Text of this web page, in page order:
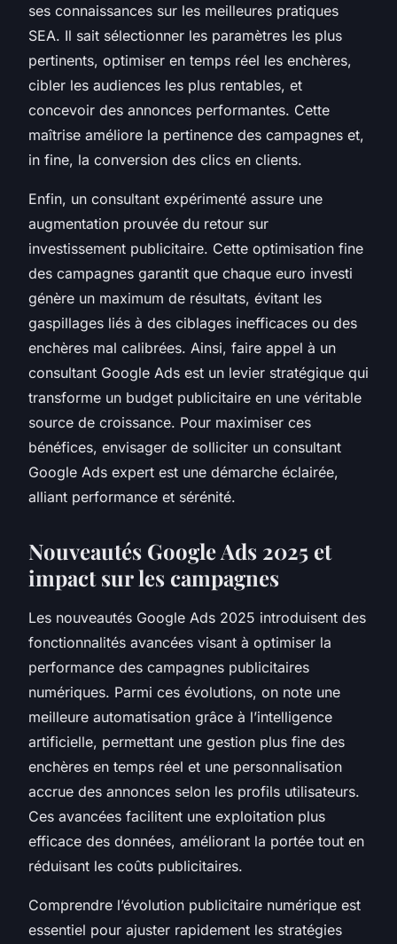
ses connaissances sur les meilleures pratiques
SEA. Il sait sélectionner les paramètres les plus
pertinents, optimiser en temps réel les enchères,
cibler les audiences les plus rentables, et
concevoir des annonces performantes. Cette
maîtrise améliore la pertinence des campagnes et,
in fine, la conversion des clics en clients.
Enfin, un consultant expérimenté assure une
augmentation prouvée du retour sur
investissement publicitaire. Cette optimisation fine
des campagnes garantit que chaque euro investi
génère un maximum de résultats, évitant les
gaspillages liés à des ciblages inefficaces ou des
enchères mal calibrées. Ainsi, faire appel à un
consultant Google Ads est un levier stratégique qui
transforme un budget publicitaire en une véritable
source de croissance. Pour maximiser ces
bénéfices, envisager de solliciter un consultant
Google Ads expert est une démarche éclairée,
alliant performance et sérénité.
Nouveautés Google Ads 2025 et
impact sur les campagnes
Les nouveautés Google Ads 2025 introduisent des
fonctionnalités avancées visant à optimiser la
performance des campagnes publicitaires
numériques. Parmi ces évolutions, on note une
meilleure automatisation grâce à l’intelligence
artificielle, permettant une gestion plus fine des
enchères en temps réel et une personnalisation
accrue des annonces selon les profils utilisateurs.
Ces avancées facilitent une exploitation plus
efficace des données, améliorant la portée tout en
réduisant les coûts publicitaires.
Comprendre l’évolution publicitaire numérique est
essentiel pour ajuster rapidement les stratégies